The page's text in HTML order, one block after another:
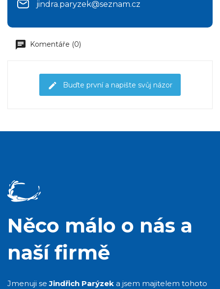
jindra.paryzek@seznam.cz
Komentáře (0)
Buďte první a napište svůj názor
Něco málo o nás a
naší firmě
Jmenuji seJindřich Parýzek a jsem majitelem tohoto